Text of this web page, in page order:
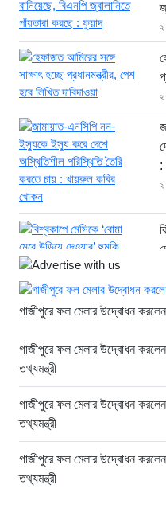
২
২
:
২
২
গাজীপুরে ফল মেলার উদ্বোধন করলেন
গাজীপুরে ফল মেলার উদ্বোধন করলেন
তথ্যমন্ত্রী
গাজীপুরে ফল মেলার উদ্বোধন করলেন
তথ্যমন্ত্রী
গাজীপুরে ফল মেলার উদ্বোধন করলেন
তথ্যমন্ত্রী